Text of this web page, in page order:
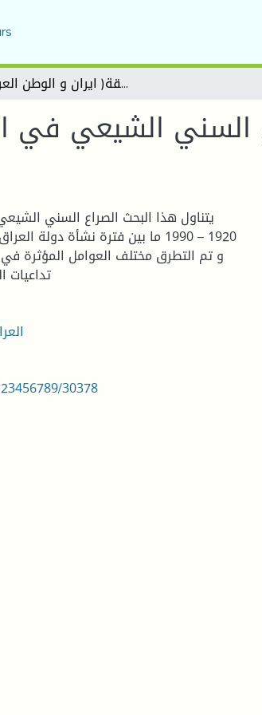
الصراع السني الشيعي في العراق 1920-1990 وتداعياته على المنطقة( ايران و الوطن العربي)
يتناول هذا البحث الصراع السني
1920 – 1990 ما بين فترة نشأة
و تم التطرق مختلف العوامل المؤثرة
تداعيات
30378